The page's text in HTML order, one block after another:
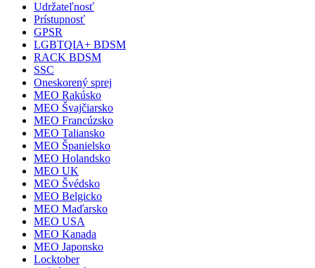
Udržateľnosť
Prístupnosť
GPSR
LGBTQIA+ BDSM
RACK BDSM
SSC
Oneskorený sprej
MEO Rakúsko
MEO Švajčiarsko
MEO Francúzsko
MEO Taliansko
MEO Španielsko
MEO Holandsko
MEO UK
MEO Švédsko
MEO Belgicko
MEO Maďarsko
MEO USA
MEO Kanada
MEO Japonsko
Locktober